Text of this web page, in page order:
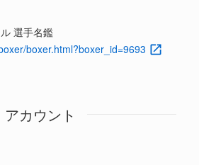
選手名鑑
boxer.html?boxer_id=9693
アカウント